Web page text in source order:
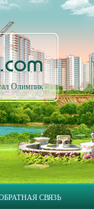
Олимпик
СВЯЗЬ